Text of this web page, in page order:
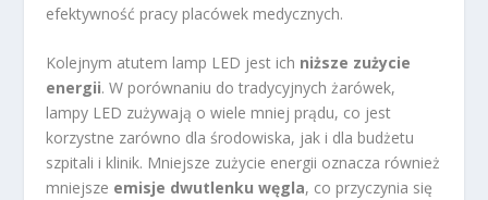
efektywność pracy placówek medycznych.
Kolejnym atutem lamp LED jest ich niższe zużycie
energii. W porównaniu do tradycyjnych żarówek,
lampy LED zużywają o wiele mniej prądu, co jest
korzystne zarówno dla środowiska, jak i dla budżetu
szpitali i klinik. Mniejsze zużycie energii oznacza również
mniejsze emisje dwutlenku węgla, co przyczynia się